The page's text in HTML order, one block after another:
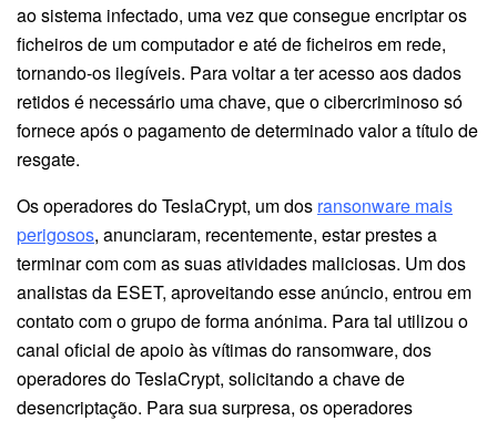
ao sistema infectado, uma vez que consegue encriptar os
ficheiros de um computador e até de ficheiros em rede,
tornando-os ilegíveis. Para voltar a ter acesso aos dados
retidos é necessário uma chave, que o cibercriminoso só
fornece após o pagamento de determinado valor a título de
resgate.
Os operadores do TeslaCrypt, um dos ransonware mais
perigosos, anunciaram, recentemente, estar prestes a
terminar com com as suas atividades maliciosas. Um dos
analistas da ESET, aproveitando esse anúncio, entrou em
contato com o grupo de forma anónima. Para tal utilizou o
canal oficial de apoio às vítimas do ransomware, dos
operadores do TeslaCrypt, solicitando a chave de
desencriptação. Para sua surpresa, os operadores